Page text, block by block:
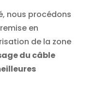
nous procédons
en
de la zone
du câble